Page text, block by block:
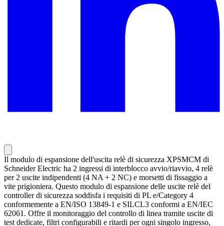
Il modulo di espansione dell'uscita relè di sicurezza XPSMCM di
Schneider Electric ha 2 ingressi di interblocco avvio/riavvio, 4 relè
per 2 uscite indipendenti (4 NA + 2 NC) e morsetti di fissaggio a
vite prigioniera. Questo modulo di espansione delle uscite relè del
controller di sicurezza soddisfa i requisiti di PL e/Category 4
conformemente a EN/ISO 13849-1 e SILCL3 conformi a EN/IEC
62061. Offre il monitoraggio del controllo di linea tramite uscite di
test dedicate, filtri configurabili e ritardi per ogni singolo ingresso,